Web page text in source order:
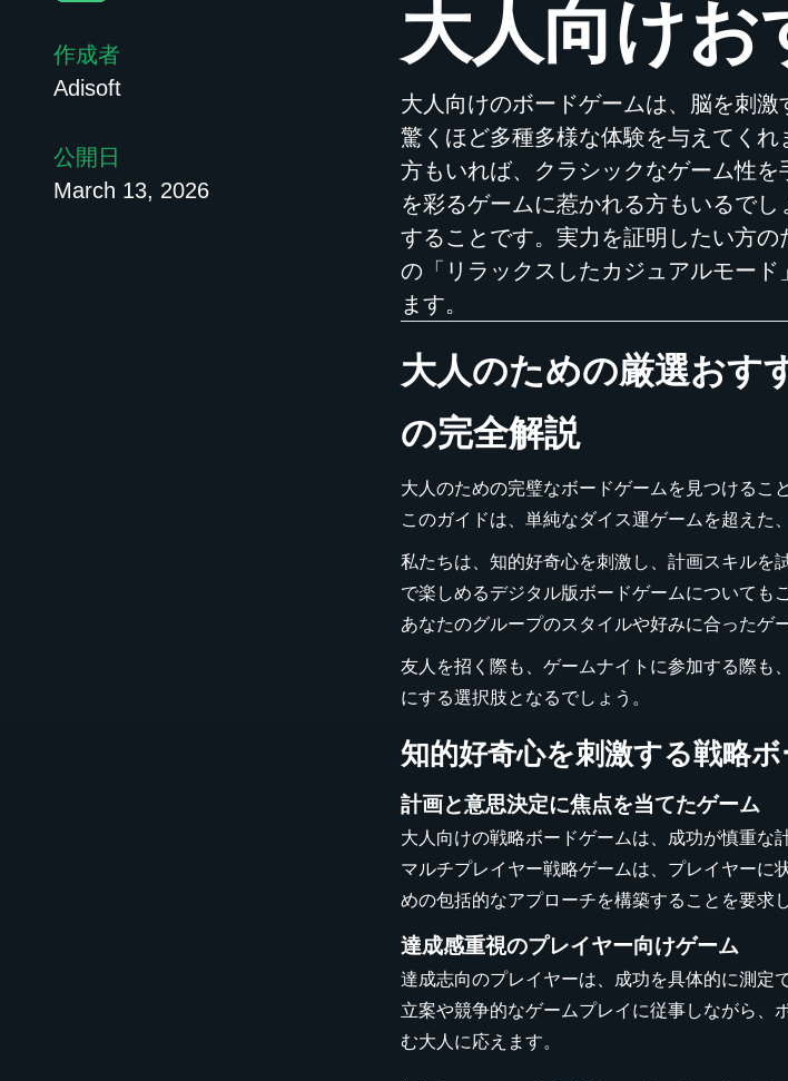
作成者
Adisoft
公開日
March 13, 2026
大人向け
大人向けのボードゲームは、脳を刺
驚くほど多種多様な体験を与えてく
方もいれば、クラシックなゲーム性
を彩るゲームに惹かれる方もいるで
することです。実力を証明したい方
の「リラックスしたカジュアルモー
ます。
大人のための厳選おす
の完全解説
大人のための完璧なボードゲームを見つけるこ
このガイドは、単純なダイス運ゲームを超えた
私たちは、知的好奇心を刺激し、計画スキルを
で楽しめるデジタル版ボードゲームについても
あなたのグループのスタイルや好みに合ったゲ
友人を招く際も、ゲームナイトに参加する際も
にする選択肢となるでしょう。
知的好奇心を刺激する戦略
計画と意思決定に焦点を当てたゲーム
大人向けの戦略ボードゲームは、成功が慎重な
マルチプレイヤー戦略ゲームは、プレイヤーに
めの包括的なアプローチを構築することを要求
達成感重視のプレイヤー向けゲーム
達成志向のプレイヤーは、成功を具体的に測定
立案や競争的なゲームプレイに従事しながら、
む大人に応えます。